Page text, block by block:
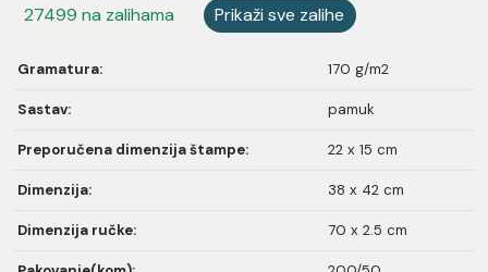
27499 na zalihama Prikaži sve zalihe
Gramatura: 170 g/m2
Sastav: pamuk
Preporučena dimenzija štampe: 22 x 15 cm
Dimenzija: 38 x 42 cm
Dimenzija ručke: 70 x 2.5 cm